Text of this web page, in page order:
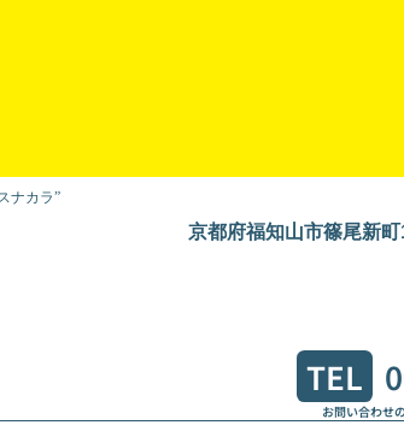
ナカラ”
京都府福知山市篠尾新
TEL
お問い合わせ